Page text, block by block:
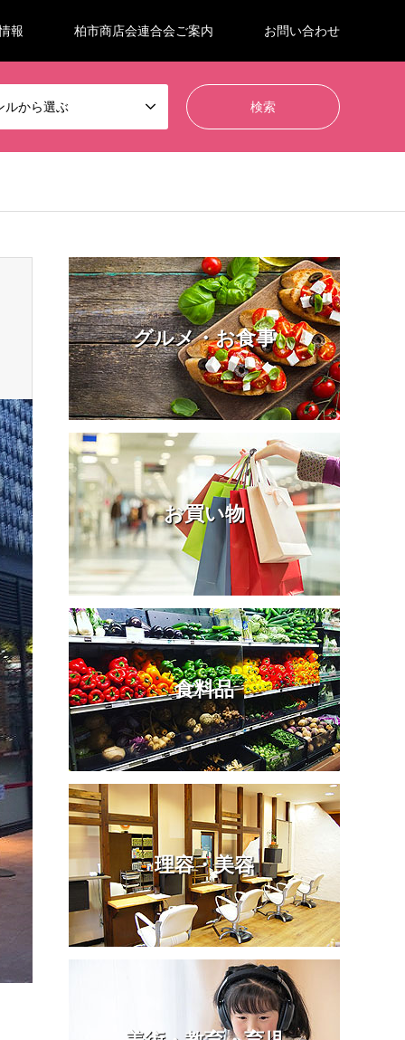
報 柏市商店会連合会ご案内 お問い合わせ
ルから選ぶ
グルメ・お食事
お買い物
食料品
理容・美容